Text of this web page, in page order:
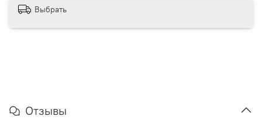
Выбрать
Отзывы